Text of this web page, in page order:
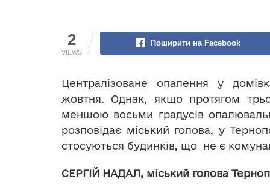
2
VIEWS
Поширити на Facebook
Централізоване опалення у
жовтня. Однак, якщо протягом
меншою восьми градусів
розповідає міський голова, у
стосуються будинків, що не є
СЕРГІЙ НАДАЛ, міський голова